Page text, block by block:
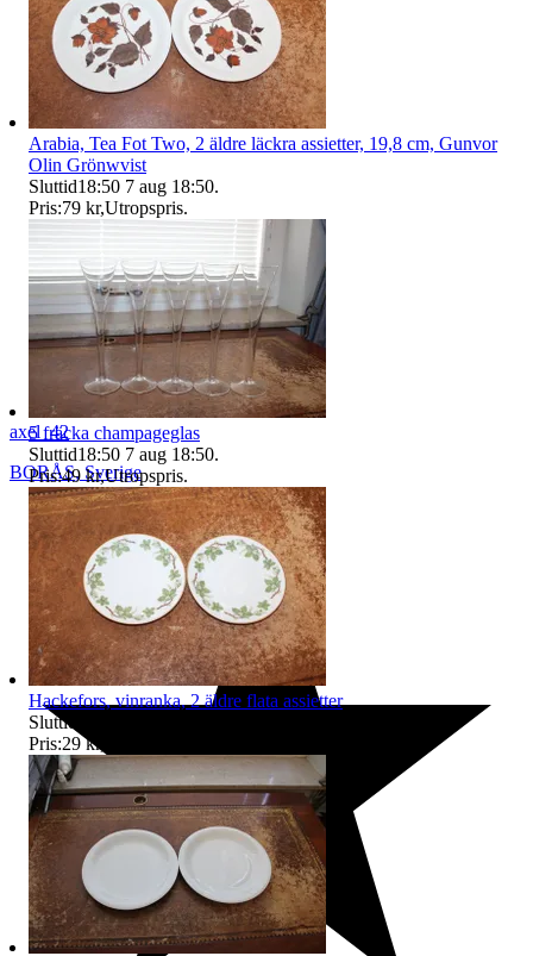
axel_42
BORÅS, Sverige
Arabia, Tea Fot Two, 2 äldre läckra assietter, 19,8 cm, Gunvor
Olin Grönwvist
Sluttid18:50 7 aug 18:50.
Pris:79 kr,Utropspris.
5 fräcka champageglas
Sluttid18:50 7 aug 18:50.
Pris:49 kr,Utropspris.
Hackefors, vinranka, 2 äldre flata assietter
Sluttid
Pris:29 kr